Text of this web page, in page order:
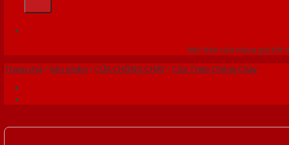
Nơi bán cửa nhựa giá tốt
Trang chủ /Sản phẩm /CỬA CHỐNG CHÁY/Cửa Thép Chống Cháy